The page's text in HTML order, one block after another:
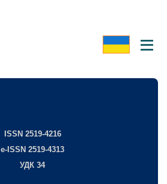
ISSN 2519-4216
e-ISSN 2519-4313
УДК 34